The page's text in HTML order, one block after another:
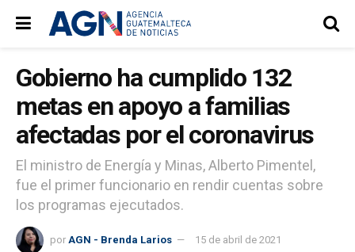
Gobierno ha cumplido 132
metas en apoyo a familias
afectadas por el coronavirus
El ministro de Energía y Minas, Alberto Pimentel,
fue el primer funcionario en rendir cuentas sobre
los programas ejecutados.
por AGN - Brenda Larios 15 de abril de 2021